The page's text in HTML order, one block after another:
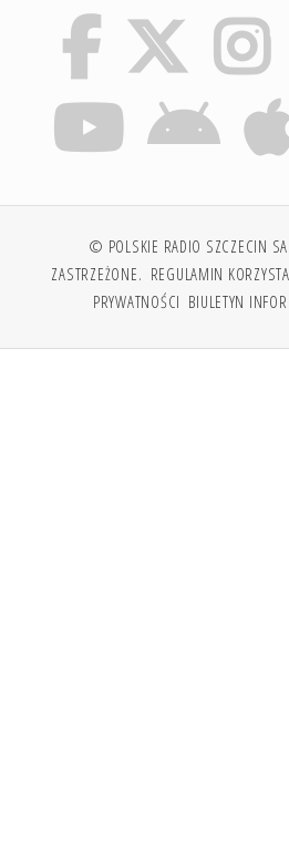
© POLSKIE RADIO SZCZECIN
ZASTRZEŻONE. REGULAMIN
PRYWATNOŚCI BIULETYN